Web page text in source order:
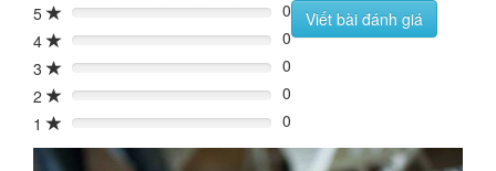
5 0%
0
4
0%
0
3
0%
0
2
0%
0
1
0% 0
Viết bài đánh giá